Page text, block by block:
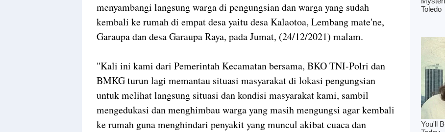
menyambangi langsung warga di pengungsian dan warga yang sudah
kembali ke rumah di empat desa yaitu desa Kalaotoa, Lembang mate'ne,
Garaupa dan desa Garaupa Raya, pada Jumat, (24/12/2021) malam.
"Kali ini kami dari Pemerintah Kecamatan bersama, BKO TNI-Polri dan
BMKG turun lagi memantau situasi masyarakat di lokasi pengungsian
untuk melihat langsung situasi dan kondisi masyarakat kami, sambil
mengedukasi dan menghimbau warga yang masih mengungsi agar kembali
ke rumah guna menghindari penyakit yang muncul akibat cuaca dan